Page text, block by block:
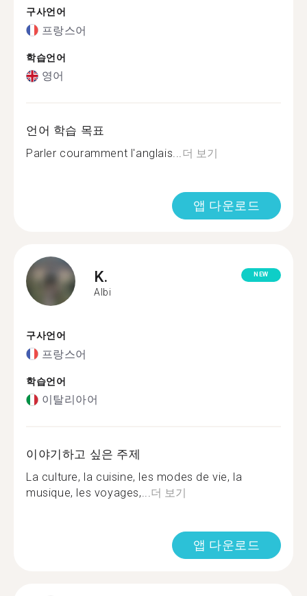
구사언어
프랑스어
학습언어
영어
언어 학습 목표
Parler couramment l'anglais...더 보기
앱 다운로드
K.
Albi
NEW
구사언어
프랑스어
학습언어
이탈리아어
이야기하고 싶은 주제
La culture, la cuisine, les modes de vie, la
musique, les voyages,...더 보기
앱 다운로드